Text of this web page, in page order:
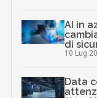
AI in
di
10 Lug
Data